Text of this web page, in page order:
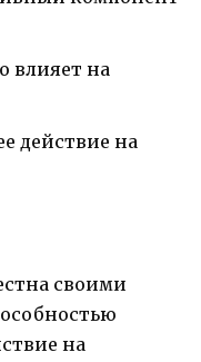
влияет на
действие на
своими
на